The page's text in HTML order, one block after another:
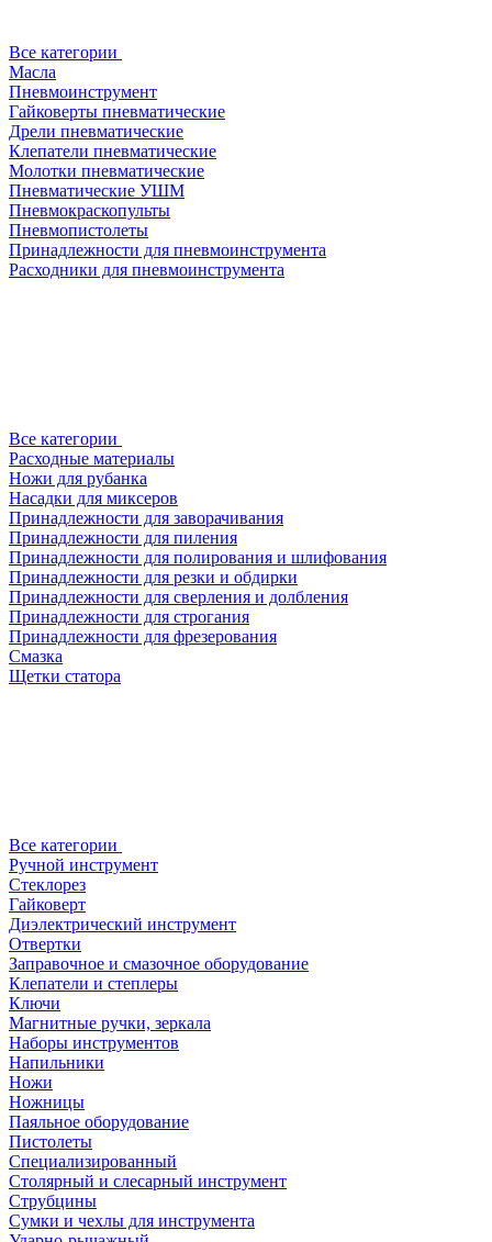
Все категории
Масла
Пневмоинструмент
Гайковерты пневматические
Дрели пневматические
Клепатели пневматические
Молотки пневматические
Пневматические УШМ
Пневмокраскопульты
Пневмопистолеты
Принадлежности для пневмоинструмента
Расходники для пневмоинструмента
Все категории
Расходные материалы
Ножи для рубанка
Насадки для миксеров
Принадлежности для заворачивания
Принадлежности для пиления
Принадлежности для полирования и шлифования
Принадлежности для резки и обдирки
Принадлежности для сверления и долбления
Принадлежности для строгания
Принадлежности для фрезерования
Смазка
Щетки статора
Все категории
Ручной инструмент
Стеклорез
Гайковерт
Диэлектрический инструмент
Отвертки
Заправочное и смазочное оборудование
Клепатели и степлеры
Ключи
Магнитные ручки, зеркала
Наборы инструментов
Напильники
Ножи
Ножницы
Паяльное оборудование
Пистолеты
Специализированный
Столярный и слесарный инструмент
Струбцины
Сумки и чехлы для инструмента